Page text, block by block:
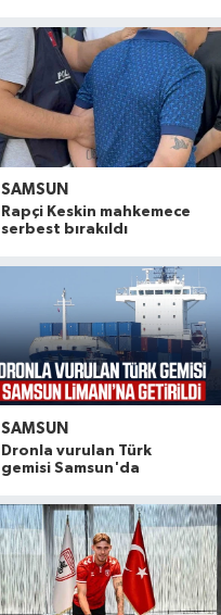
SAMSUN
Rapçi Keskin mahkemece
serbest bırakıldı
SAMSUN
Dronla vurulan Türk
gemisi Samsun'da